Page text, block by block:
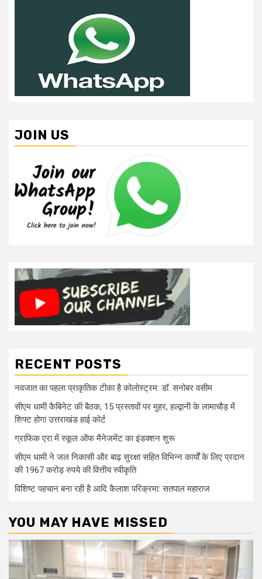
JOIN US
RECENT POSTS
नवजात का पहला प्राकृतिक टीका है कोलोस्ट्रम: डॉ. सनोबर वसीम
सीएम धामी कैबिनेट की बैठक, 15 प्रस्तावों पर मुहर, हल्द्वानी के लामाचौड़ में
शिफ्ट होगा उत्तराखंड हाई कोर्ट
ग्राफिक एरा में स्कूल ऑफ मैनेजमेंट का इंडक्शन शुरू
सीएम धामी ने जल निकासी और बाढ़ सुरक्षा सहित विभिन्न कार्यों के लिए प्रदान
की 1967 करोड़ रुपये की वित्तीय स्वीकृति
विशिष्ट पहचान बना रही है आदि कैलाश परिक्रमा: सतपाल महाराज
YOU MAY HAVE MISSED